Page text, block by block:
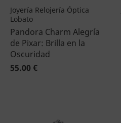
Joyería Relojería Óptica
Lobato
Pandora Charm Alegría
de Pixar: Brilla en la
Oscuridad
55.00 €